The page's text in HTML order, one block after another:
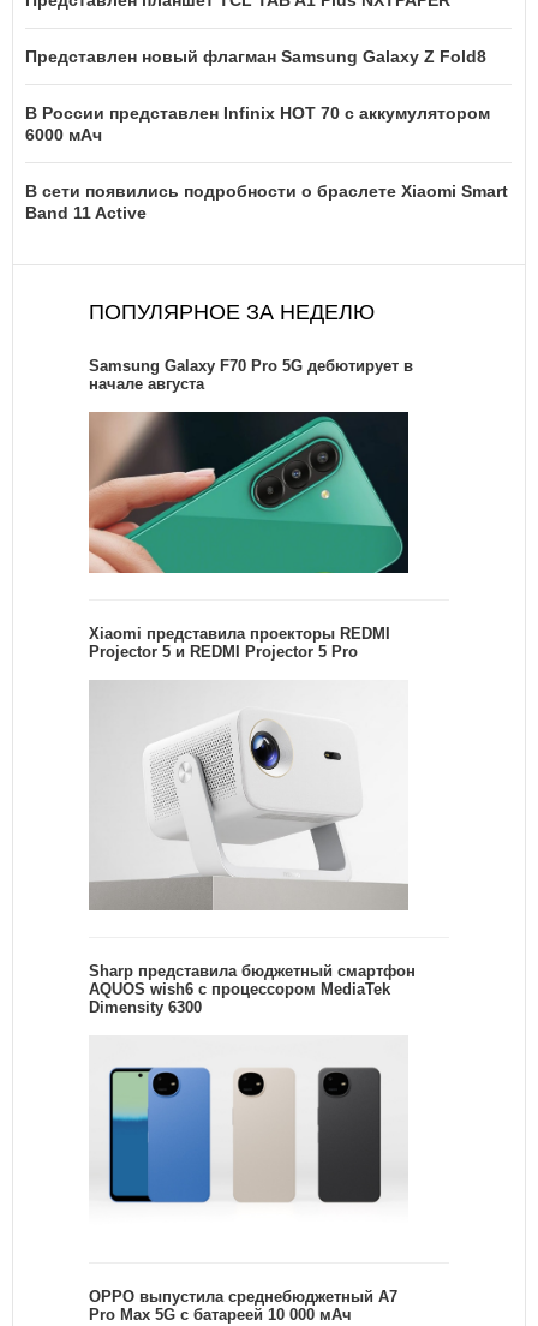
Представлен новый флагман Samsung Galaxy Z Fold8
В России представлен Infinix HOT 70 с аккумулятором
6000 мАч
В сети появились подробности о браслете Xiaomi Smart
Band 11 Active
ПОПУЛЯРНОЕ ЗА НЕДЕЛЮ
Samsung Galaxy F70 Pro 5G дебютирует в
начале августа
Xiaomi представила проекторы REDMI
Projector 5 и REDMI Projector 5 Pro
Sharp представила бюджетный смартфон
AQUOS wish6 с процессором MediaTek
Dimensity 6300
OPPO выпустила среднебюджетный A7
Pro Max 5G с батареей 10 000 мАч